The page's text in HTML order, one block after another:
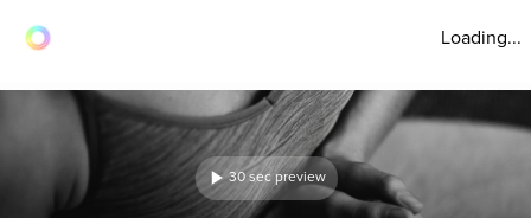
Loading...
30 sec preview